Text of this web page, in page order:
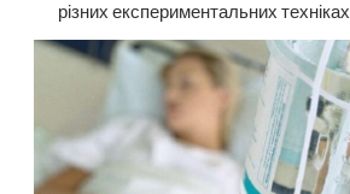
різних експериментальних техніках